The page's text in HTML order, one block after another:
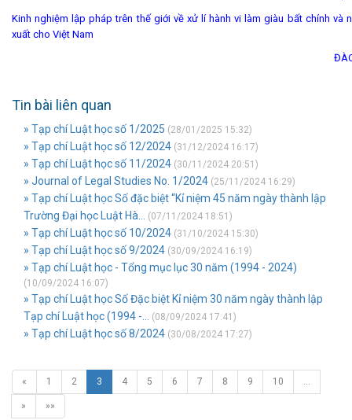
Kinh nghiệm lập pháp trên thế giới về xử lí hành vi làm giàu bất chính và
xuất cho Việt Nam
Tin bài liên quan
» Tạp chí Luật học số 1/2025 (28/01/2025 15:32)
» Tạp chí Luật học số 12/2024 (31/12/2024 16:17)
» Tạp chí Luật học số 11/2024 (30/11/2024 20:51)
» Journal of Legal Studies No. 1/2024 (25/11/2024 16:29)
» Tạp chí Luật học Số đặc biệt “Kỉ niệm 45 năm ngày thành lập
Trường Đại học Luật Hà...
(07/11/2024 18:51)
» Tạp chí Luật học số 10/2024 (31/10/2024 15:30)
» Tạp chí Luật học số 9/2024 (30/09/2024 16:19)
» Tạp chí Luật học - Tổng mục lục 30 năm (1994 - 2024)
(10/09/2024 16:07)
» Tạp chí Luật học Số Đặc biệt Kỉ niệm 30 năm ngày thành lập
Tạp chí Luật học (1994 -...
(08/09/2024 17:41)
» Tạp chí Luật học số 8/2024 (30/08/2024 17:27)
« 1 2 3 4 5 6 7 8 9 10 …
» »»